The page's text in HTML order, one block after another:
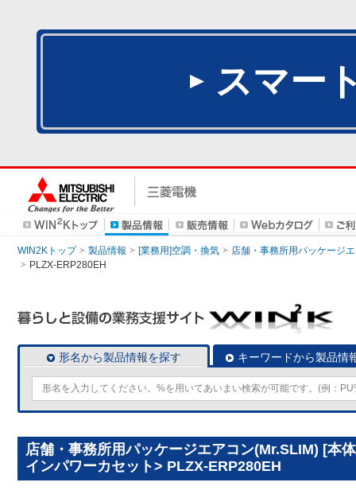
スマー
WIN2Kトップ 製品情報 [業務用]空調・換気
店舗・事務所用パッケージ
PLZX-ERP280EH
形名から製品情報を探す キーワードから製品情
店舗・事務所用パッケージエアコン(Mr.SLIM) [本
インパワーカセット> PLZX-ERP280EH